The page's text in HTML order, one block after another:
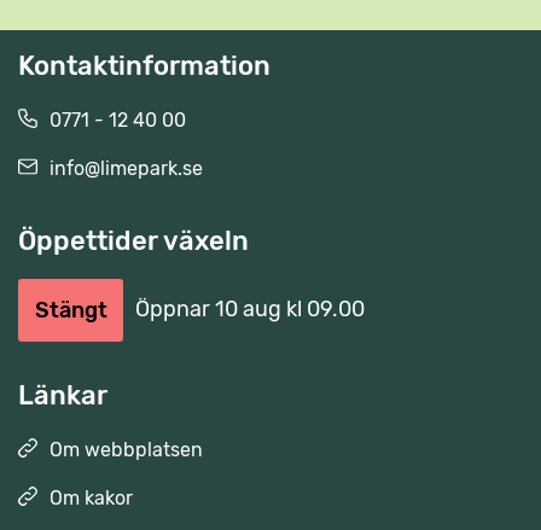
Kontaktinformation
0771 - 12 40 00
info@limepark.se
Öppettider växeln
Stängt Öppnar 10 aug kl 09.00
Länkar
Om webbplatsen
Om kakor